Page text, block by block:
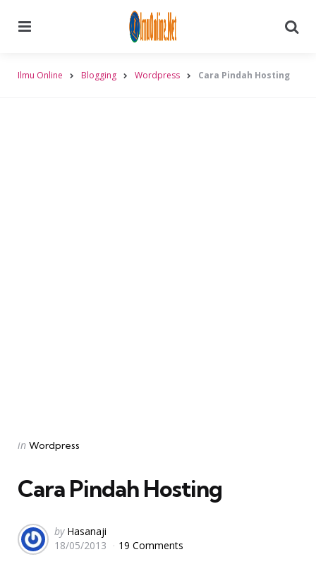
Ilmu Online Blogging Wordpress Cara Pindah Hosting
Categories
Posted
in Wordpress
Cara Pindah Hosting
Posted
by
by Hasanaji
18/05/2013
19 Comments